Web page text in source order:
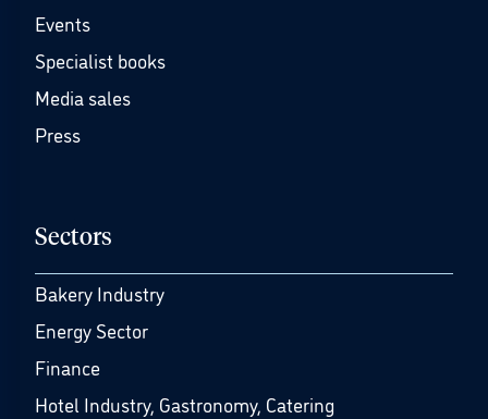
Events
Specialist books
Media sales
Press
Sectors
Bakery Industry
Energy Sector
Finance
Hotel Industry, Gastronomy, Catering